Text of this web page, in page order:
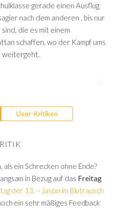
gerade einen Ausflug
nach dem anderen , bis nur
die es mit einem
schaffen, wo der Kampf ums
weitergeht.
User-Kritiken
ein Schrecken ohne Ende?
in Bezug auf das Freitag
der 13. – Jason im Blutrausch
ein sehr mäßiges Feedback